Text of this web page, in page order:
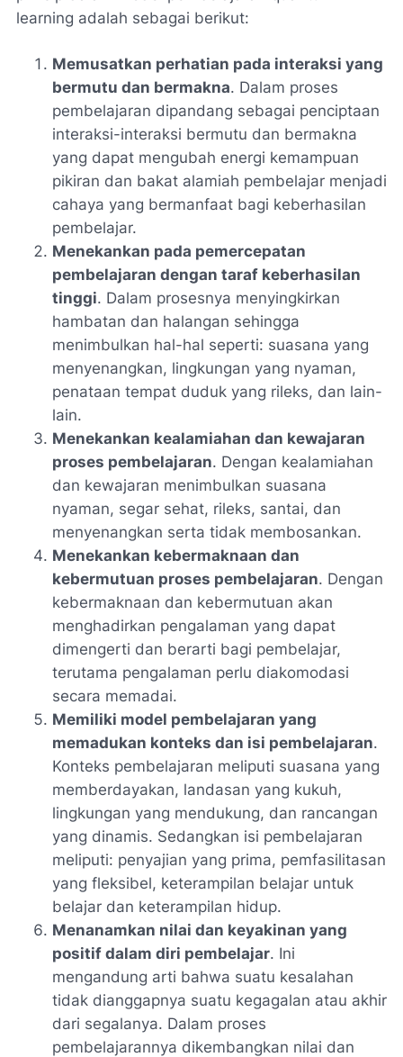
learning adalah sebagai berikut:
Memusatkan perhatian pada interaksi yang
bermutu dan bermakna. Dalam proses
pembelajaran dipandang sebagai penciptaan
interaksi-interaksi bermutu dan bermakna
yang dapat mengubah energi kemampuan
pikiran dan bakat alamiah pembelajar menjadi
cahaya yang bermanfaat bagi keberhasilan
pembelajar.
Menekankan pada pemercepatan
pembelajaran dengan taraf keberhasilan
tinggi. Dalam prosesnya menyingkirkan
hambatan dan halangan sehingga
menimbulkan hal-hal seperti: suasana yang
menyenangkan, lingkungan yang nyaman,
penataan tempat duduk yang rileks, dan lain-
lain.
Menekankan kealamiahan dan kewajaran
proses pembelajaran. Dengan kealamiahan
dan kewajaran menimbulkan suasana
nyaman, segar sehat, rileks, santai, dan
menyenangkan serta tidak membosankan.
Menekankan kebermaknaan dan
kebermutuan proses pembelajaran. Dengan
kebermaknaan dan kebermutuan akan
menghadirkan pengalaman yang dapat
dimengerti dan berarti bagi pembelajar,
terutama pengalaman perlu diakomodasi
secara memadai.
Memiliki model pembelajaran yang
memadukan konteks dan isi pembelajaran.
Konteks pembelajaran meliputi suasana yang
memberdayakan, landasan yang kukuh,
lingkungan yang mendukung, dan rancangan
yang dinamis. Sedangkan isi pembelajaran
meliputi: penyajian yang prima, pemfasilitasan
yang fleksibel, keterampilan belajar untuk
belajar dan keterampilan hidup.
Menanamkan nilai dan keyakinan yang
positif dalam diri pembelajar. Ini
mengandung arti bahwa suatu kesalahan
tidak dianggapnya suatu kegagalan atau akhir
dari segalanya. Dalam proses
pembelajarannya dikembangkan nilai dan